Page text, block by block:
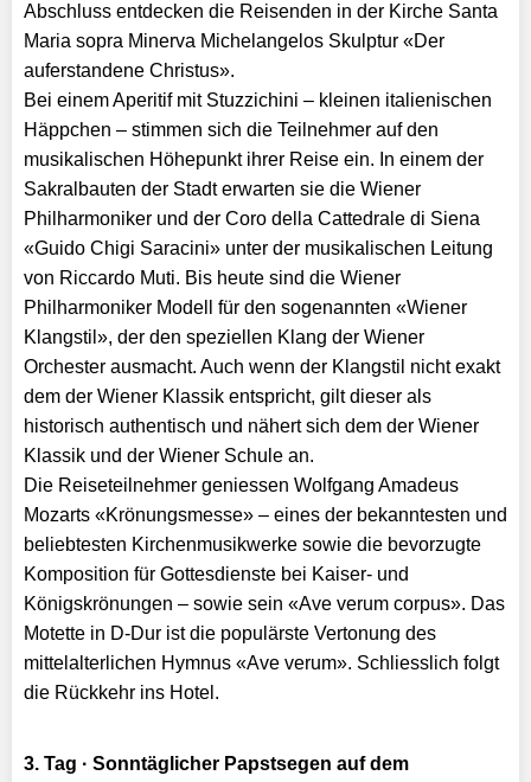
Abschluss entdecken die Reisenden in der Kirche Santa
Maria sopra Minerva Michelangelos Skulptur «Der
auferstandene Christus».
Bei einem Aperitif mit Stuzzichini – kleinen italienischen
Häppchen – stimmen sich die Teilnehmer auf den
musikalischen Höhepunkt ihrer Reise ein. In einem der
Sakralbauten der Stadt erwarten sie die Wiener
Philharmoniker und der Coro della Cattedrale di Siena
«Guido Chigi Saracini» unter der musikalischen Leitung
von Riccardo Muti. Bis heute sind die Wiener
Philharmoniker Modell für den sogenannten «Wiener
Klangstil», der den speziellen Klang der Wiener
Orchester ausmacht. Auch wenn der Klangstil nicht exakt
dem der Wiener Klassik entspricht, gilt dieser als
historisch authentisch und nähert sich dem der Wiener
Klassik und der Wiener Schule an.
Die Reiseteilnehmer geniessen Wolfgang Amadeus
Mozarts «Krönungsmesse» – eines der bekanntesten und
beliebtesten Kirchenmusikwerke sowie die bevorzugte
Komposition für Gottesdienste bei Kaiser- und
Königskrönungen – sowie sein «Ave verum corpus». Das
Motette in D-Dur ist die populärste Vertonung des
mittelalterlichen Hymnus «Ave verum». Schliesslich folgt
die Rückkehr ins Hotel.
3. Tag · Sonntäglicher Papstsegen auf dem